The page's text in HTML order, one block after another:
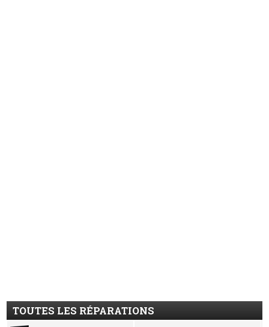
TOUTES LES RÉPARATIONS